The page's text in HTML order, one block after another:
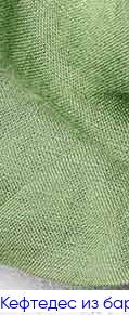
Кефтедес из